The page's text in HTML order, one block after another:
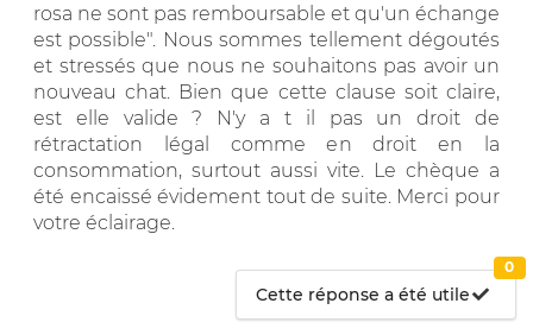
rosa ne sont pas remboursable et qu'un échange
est possible". Nous sommes tellement dégoutés
et stressés que nous ne souhaitons pas avoir un
nouveau chat. Bien que cette clause soit claire,
est elle valide ? N'y a t il pas un droit de
rétractation légal comme en droit en la
consommation, surtout aussi vite. Le chèque a
été encaissé évidement tout de suite. Merci pour
votre éclairage.
Cette réponse a été utile
0